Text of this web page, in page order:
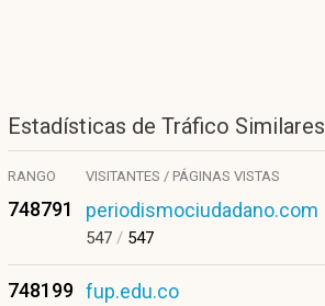
Estadísticas de Tráfico Similares
RANGO VISITANTES / PÁGINAS VISTAS
748791 periodismociudadano.com
547 / 547
748199 fup.edu.co